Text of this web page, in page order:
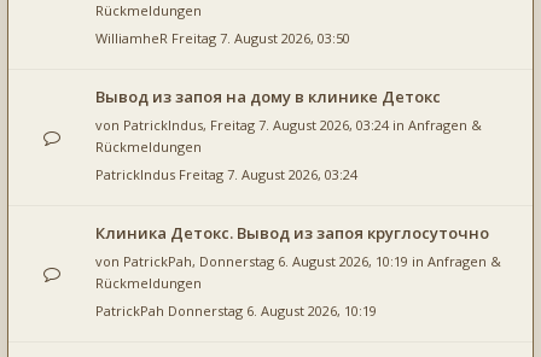
Rückmeldungen
WilliamheR Freitag 7. August 2026, 03:50
Вывод из запоя на дому в клинике Детокс
von PatrickIndus, Freitag 7. August 2026, 03:24 in Anfragen &
Rückmeldungen
PatrickIndus Freitag 7. August 2026, 03:24
Клиника Детокс. Вывод из запоя круглосуточно
von PatrickPah, Donnerstag 6. August 2026, 10:19 in Anfragen &
Rückmeldungen
PatrickPah Donnerstag 6. August 2026, 10:19